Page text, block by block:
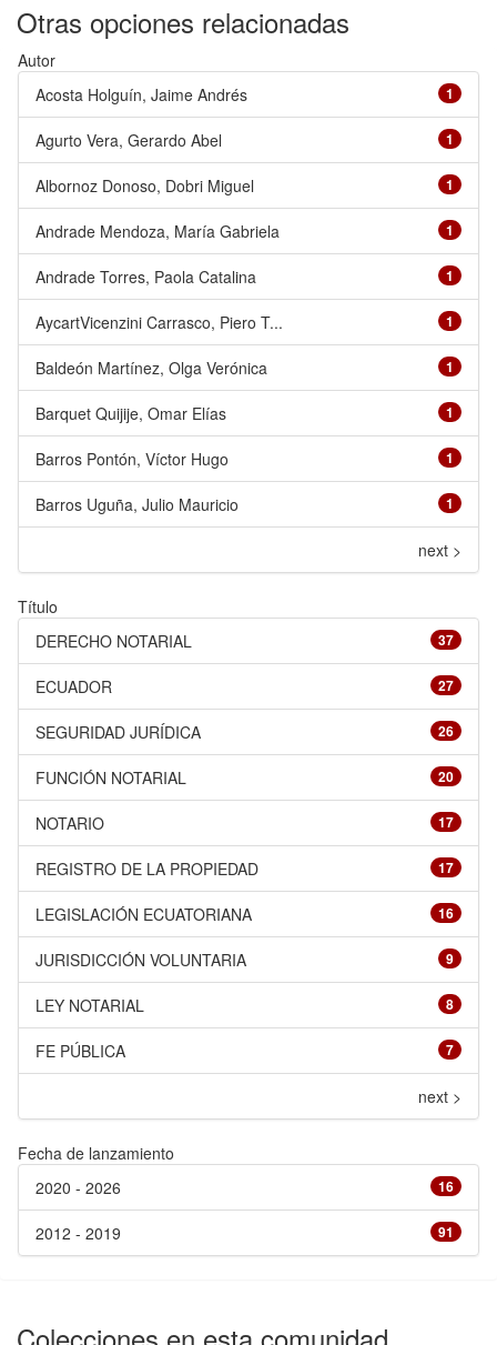
Otras opciones relacionadas
Autor
1
Acosta Holguín, Jaime Andrés
1
Agurto Vera, Gerardo Abel
1
Albornoz Donoso, Dobri Miguel
1
Andrade Mendoza, María Gabriela
1
Andrade Torres, Paola Catalina
1
AycartVicenzini Carrasco, Piero T...
1
Baldeón Martínez, Olga Verónica
1
Barquet Quijije, Omar Elías
1
Barros Pontón, Víctor Hugo
1
Barros Uguña, Julio Mauricio
next >
Título
37
DERECHO NOTARIAL
27
ECUADOR
26
SEGURIDAD JURÍDICA
20
FUNCIÓN NOTARIAL
17
NOTARIO
17
REGISTRO DE LA PROPIEDAD
16
LEGISLACIÓN ECUATORIANA
9
JURISDICCIÓN VOLUNTARIA
8
LEY NOTARIAL
7
FE PÚBLICA
next >
Fecha de lanzamiento
16
2020 - 2026
91
2012 - 2019